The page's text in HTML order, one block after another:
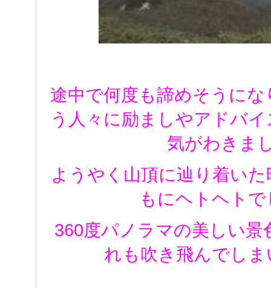
途中で何度も諦めそうに
う人々に励ましやアドバ
気がわきま
ようやく山頂に辿り着い
もにヘトヘト
360度パノラマの美しい景
れも吹き飛んでし